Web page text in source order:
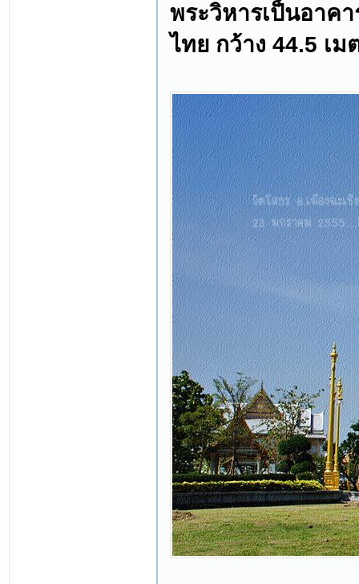
พระวิหารเป็นอาค
ไทย กว้าง 44.5 เม